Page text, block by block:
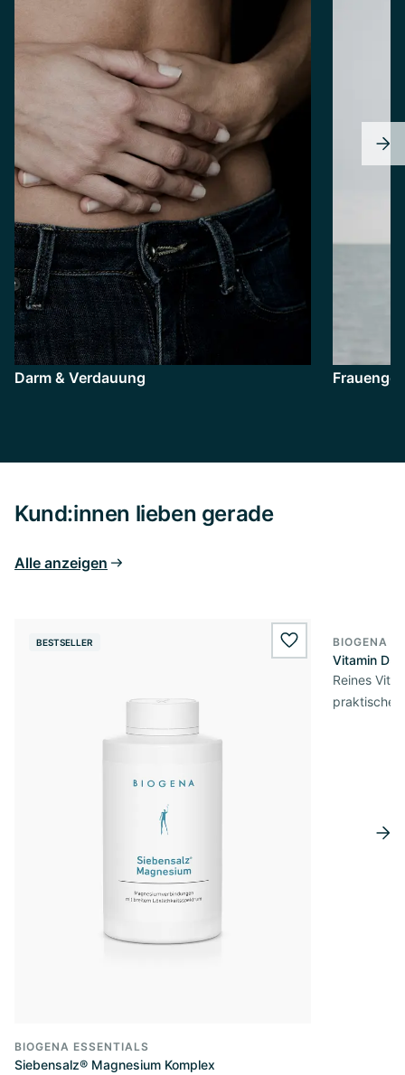
Darm & Verdauung
Kund:innen lieben gerade
Alle anzeigen
BESTSELLER wishlist.add
BIOGENA ESSENTIALS
Siebensalz® Magnesium Komplex
BIOGENA
Vitamin D3
Reines
praktischer